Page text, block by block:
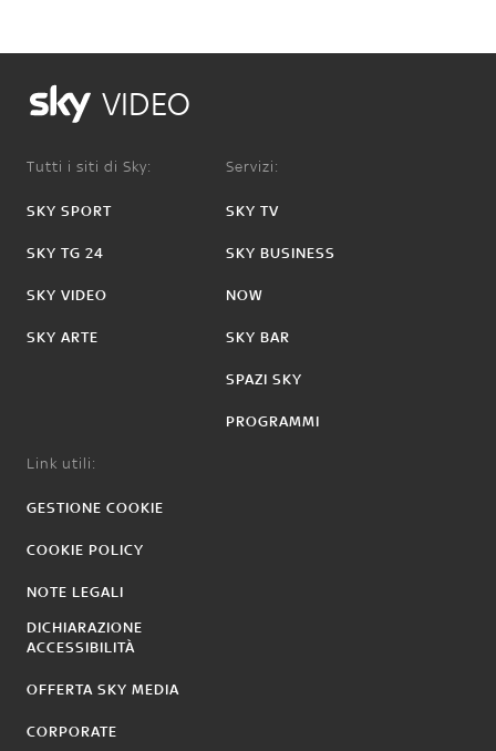
VIDEO
Tutti i siti di Sky:
SKY SPORT
SKY TG 24
SKY VIDEO
SKY ARTE
Servizi:
SKY TV
SKY BUSINESS
NOW
SKY BAR
SPAZI SKY
PROGRAMMI
Link utili:
GESTIONE COOKIE
COOKIE POLICY
NOTE LEGALI
DICHIARAZIONE
ACCESSIBILITÀ
OFFERTA SKY MEDIA
CORPORATE